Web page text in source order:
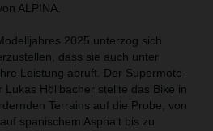
ALPINA.
2025 unterzog sich
dass sie auch unter
Leistung abruft. Der Supermoto-
Höllbacher stellte das Bike in
Terrains auf die Probe, von
spanischem Asphalt bis zu